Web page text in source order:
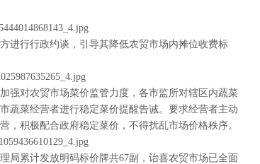
进行行政约谈，引导其降低农贸市场内摊位收费标
强对农贸市场菜价监管力度，各市监所对辖区内蔬菜
蔬菜经营者进行稳定菜价提醒告诫。要求经营者主动
，积极配合政府稳定菜价，不得扰乱市场价格秩序。
局累计发放明码标价牌共67副，诒喜农贸市场已全面